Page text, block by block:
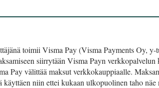
toimii Visma Pay (Visma Payments Oy,
siirrytään Visma Payn
Pay välittää maksut verkkokauppiaalle.
käyttäen niin ettei kukaan ulkopuolinen taho näe